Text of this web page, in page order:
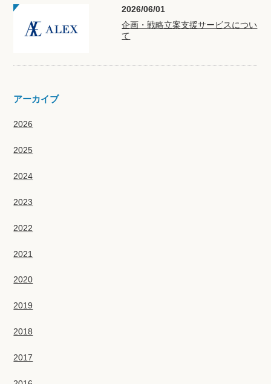
2026/06/01
企画・戦略立案支援サービスについ
て
アーカイブ
2026
2025
2024
2023
2022
2021
2020
2019
2018
2017